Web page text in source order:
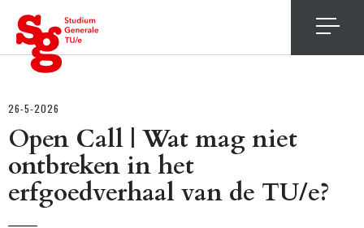
26-5-2026
Open Call | Wat mag niet
ontbreken in het
erfgoedverhaal van de TU/e?